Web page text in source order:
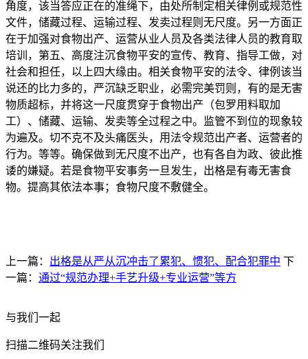
角度，该当答应正在的准绳下，由处所制定相关律例或规范性
文件，储藏过程、运输过程、发卖过程则无尺度。另一方面正
在于加强对食物出产、运营从业人员及各类法律人员的教育取
培训，第五、高度注沉食物平安的宣传、教育、指导工做，对
社会和担任，以上四大缘由。相关食物平安的法令、律例该当
说还的比力多的，严沉缺乏职业，必需完美罚则，有的是无害
物质超标，并将这一尺度贯穿于食物出产（包罗用料取加
工）、储藏、运输、发卖等全过程之中。监管不到位的现象较
为遍及。切不克不及头痛医头，用法令规范出产者、运营者的
行为。等等。确保做到无尺度不出产，也有各自为政、彼此推
诿的嫌疑。若是食物平安事务一旦发生，出格是有毒无害食
物。提高其依法本事；食物尺度不敷健全。
上一篇： 出格是从严从沉冲击了累犯、惯犯、配合犯罪中 下
一篇： 通过“规范办理+手艺升级+专业运营”等方
与我们一起
扫描二维码关注我们